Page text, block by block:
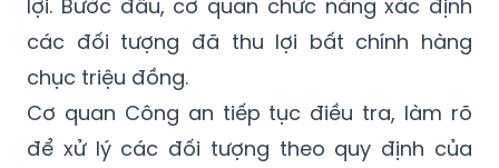
lợi. Bước đầu, cơ quan chức năng xác định
các đối tượng đã thu lợi bất chính hàng
chục triệu đồng.
Cơ quan Công an tiếp tục điều tra, làm rõ
để xử lý các đối tượng theo quy định của